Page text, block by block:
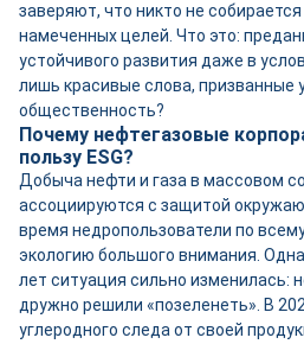
заверяют, что никто не
намеченных целей. Что это:
устойчивого развития даже в
лишь красивые слова, призванные
общественность?
Почему нефтегазовые
пользу ESG?
Добыча нефти и газа в массовом
ассоциируются с защитой
время недропользователи по
экологию большого внимания.
лет ситуация сильно изменилась:
дружно решили «позеленеть». В
углеродного следа от своей